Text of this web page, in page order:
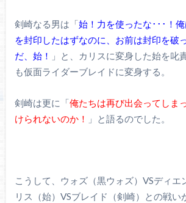
剣崎なる男は「始！力を使ったな･･･！
を封印したはずなのに、お前は封印を破
だ、始！
」と、カリスに変身した始を叱
も仮面ライダーブレイドに変身する。
剣崎は更に「俺たちは再び出会ってしま
けられないのか！
」と語るのでした。
こうして、ウォズ（黒ウォズ）VSディエ
リス（始）VSブレイド（剣崎）との戦い